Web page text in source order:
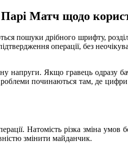
Парі Матч щодо
пошуки дрібного шрифту,
операції, без
напруги. Якщо гравець одразу
починаються там, де
Натомість різка зміна умов
змінити майданчик.